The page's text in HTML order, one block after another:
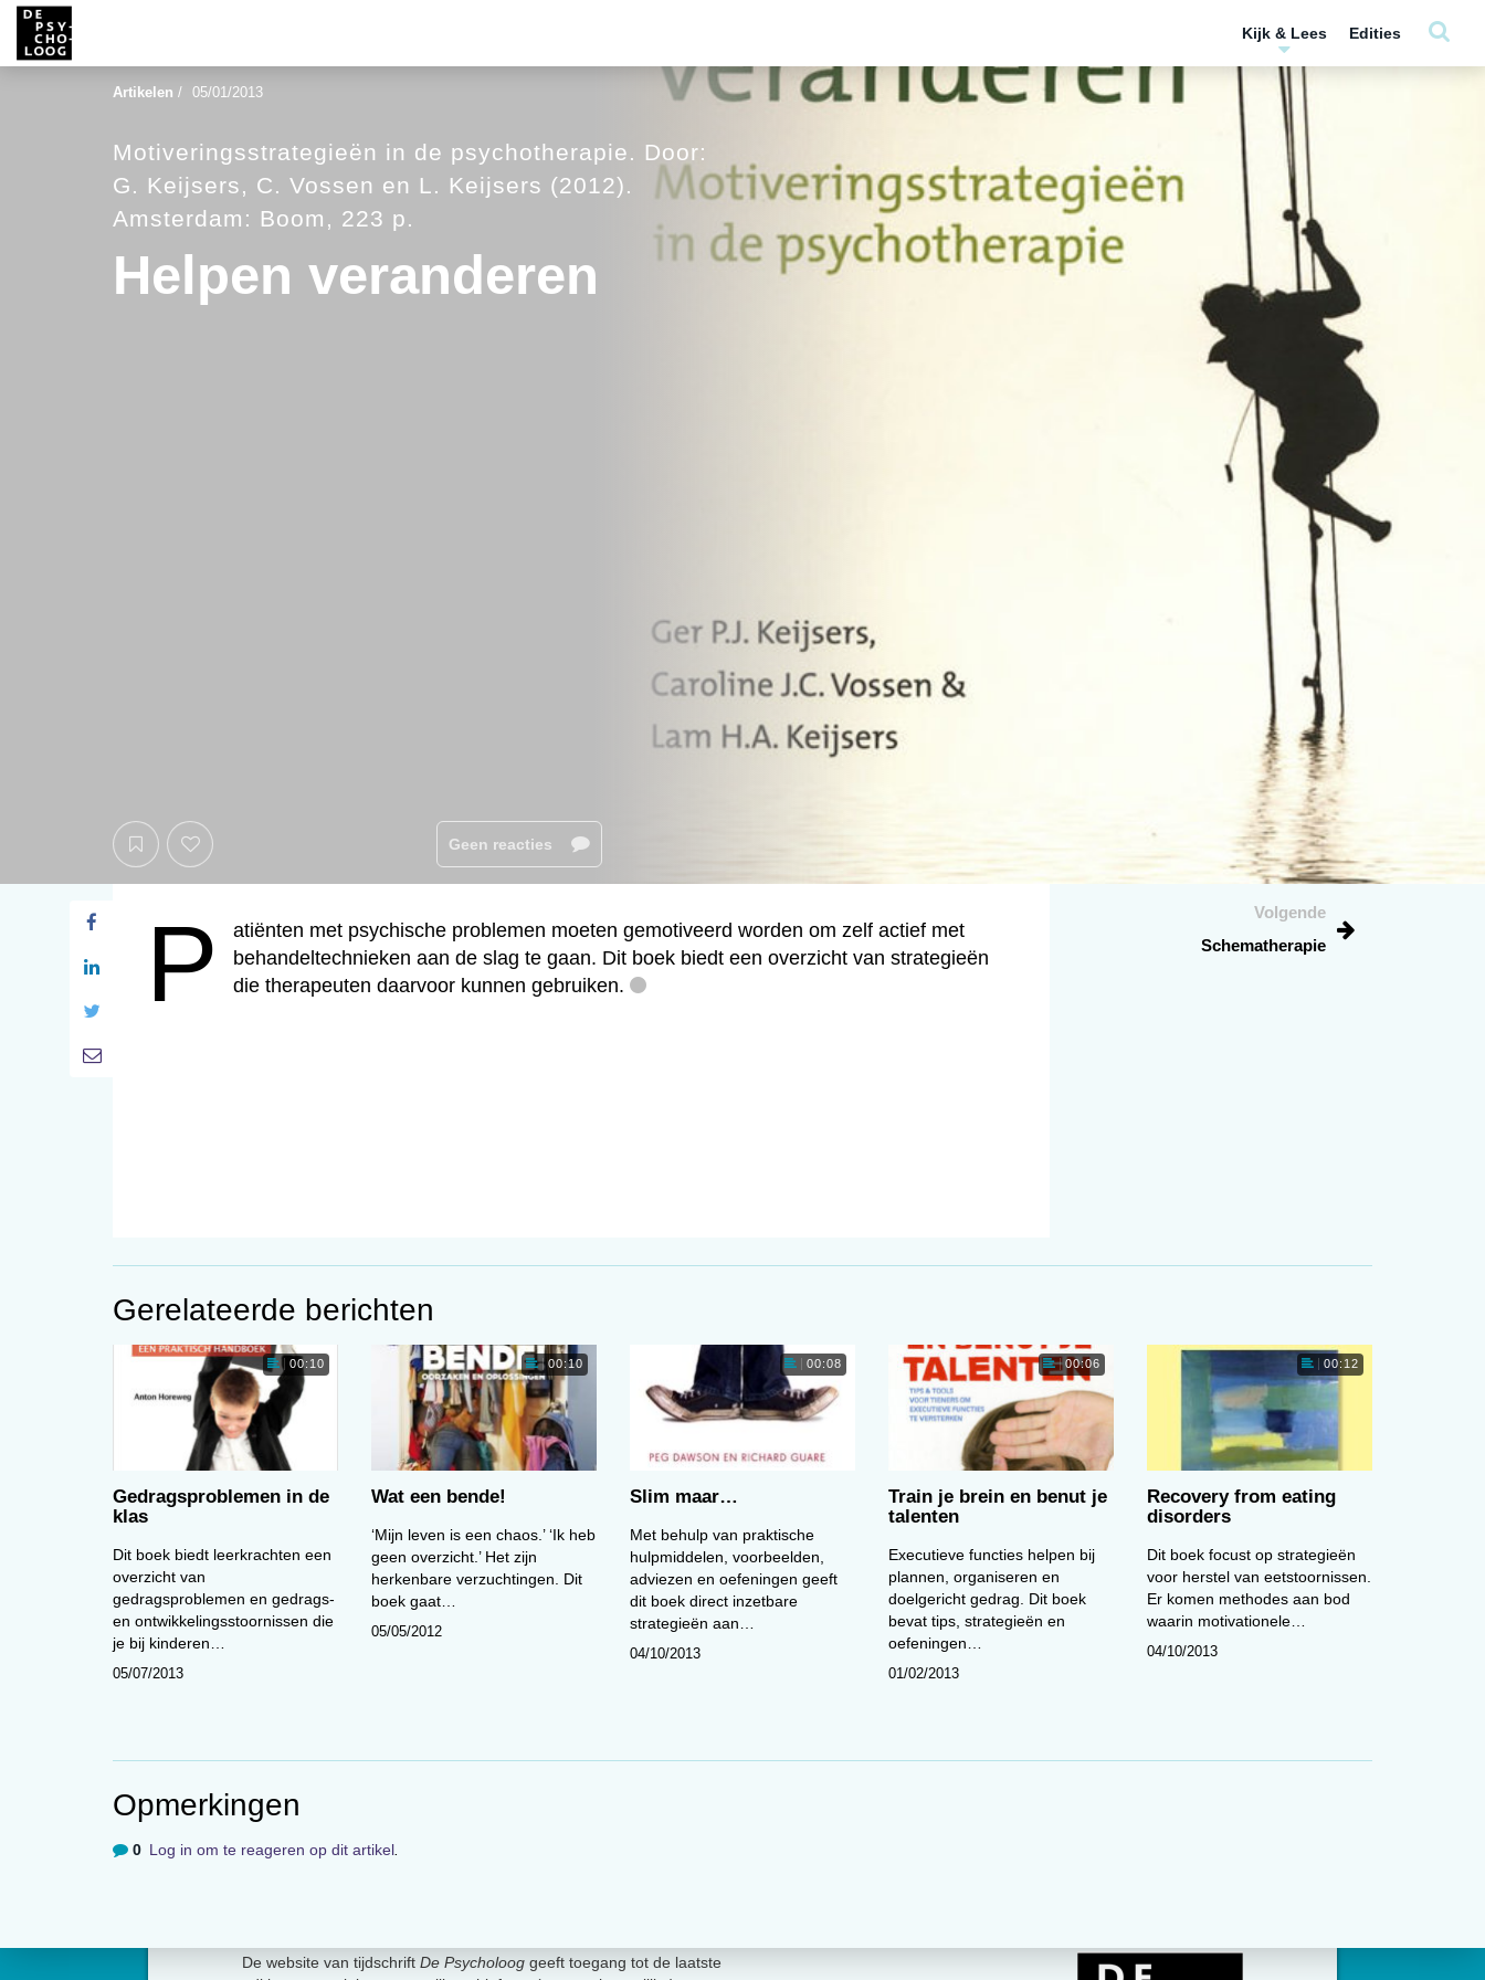
Kijk & Lees Edities
Artikelen / 05/01/2013
Motiveringsstrategieën in de psychotherapie. Door:
G. Keijsers, C. Vossen en L. Keijsers (2012).
Amsterdam: Boom, 223 p.
Helpen veranderen
Geen reacties
p
Patiënten met psychische problemen moeten gemotiveerd worden om zelf actief met
behandeltechnieken aan de slag te gaan. Dit boek biedt een overzicht van strategieën
die therapeuten daarvoor kunnen gebruiken.
Volgende
Schematherapie
Gerelateerde berichten
00:10
Gedragsproblemen in de
klas
Dit boek biedt leerkrachten een
overzicht van
gedragsproblemen en gedrags-
en ontwikkelingsstoornissen die
je bij kinderen…
05/07/2013
00:10
Wat een bende!
‘Mijn leven is een chaos.’ ‘Ik heb
geen overzicht.’ Het zijn
herkenbare verzuchtingen. Dit
boek gaat…
05/05/2012
00:08
Slim maar…
Met behulp van praktische
hulpmiddelen, voorbeelden,
adviezen en oefeningen geeft
dit boek direct inzetbare
strategieën aan…
04/10/2013
00:06
Train je brein en benut je
talenten
Executieve functies helpen bij
plannen, organiseren en
doelgericht gedrag. Dit boek
bevat tips, strategieën en
oefeningen…
01/02/2013
00:12
Recovery from eating
disorders
Dit boek focust op strategieën
voor herstel van eetstoornissen.
Er komen methodes aan bod
waarin motivationele…
04/10/2013
Opmerkingen
0 Log in om te reageren op dit artikel
De website van tijdschrift De Psycholoog geeft toegang tot de laatste